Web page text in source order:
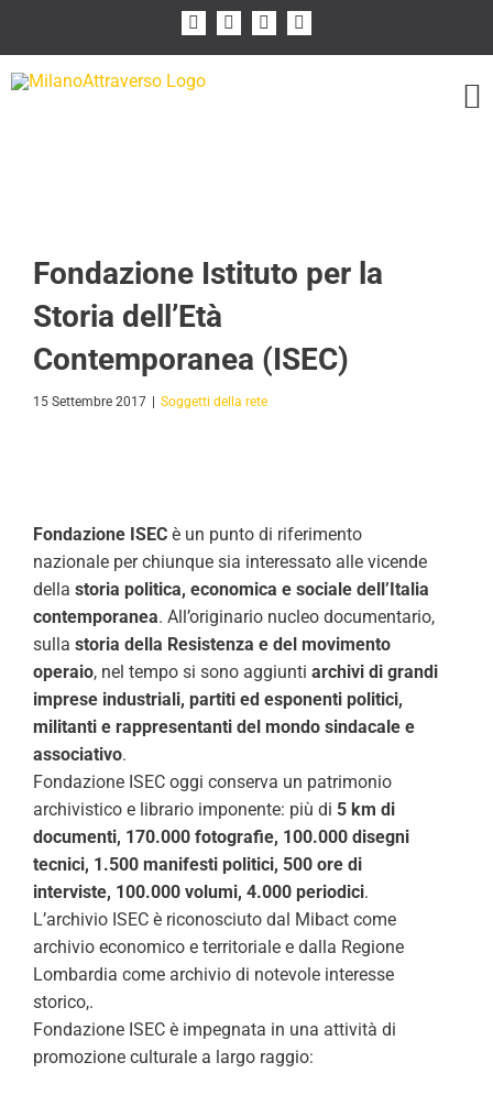
contenuto
FacebookInstagram
Flickr
Fondazione Istituto per la
Storia dell’Età
Contemporanea (ISEC)
15 Settembre 2017 Soggetti della rete
Fondazione ISEC è un punto di riferimento
nazionale per chiunque sia interessato alle vicende
della storia politica, economica e sociale dell’Italia
contemporanea. All’originario nucleo documentario,
sulla storia della Resistenza e del movimento
operaio, nel tempo si sono aggiunti archivi di grandi
imprese industriali, partiti ed esponenti politici,
militanti e rappresentanti del mondo sindacale e
associativo.
Fondazione ISEC oggi conserva un patrimonio
archivistico e librario imponente: più di 5 km di
documenti, 170.000 fotografie, 100.000 disegni
tecnici, 1.500 manifesti politici, 500 ore di
interviste, 100.000 volumi, 4.000 periodici.
L’archivio ISEC è riconosciuto dal Mibact come
archivio economico e territoriale e dalla Regione
Lombardia come archivio di notevole interesse
storico,.
Fondazione ISEC è impegnata in una attività di
promozione culturale a largo raggio: